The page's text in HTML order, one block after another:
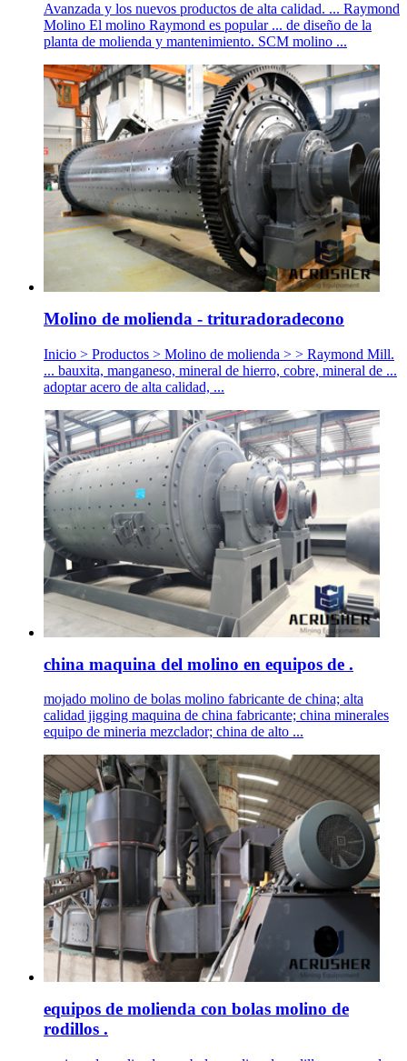
Avanzada y los nuevos productos de alta calidad. ... Raymond
Molino El molino Raymond es popular ... de diseño de la
planta de molienda y mantenimiento. SCM molino ...
Molino de molienda - trituradoradecono
Inicio > Productos > Molino de molienda > > Raymond Mill.
... bauxita, manganeso, mineral de hierro, cobre, mineral de ...
adoptar acero de alta calidad, ...
china maquina del molino en equipos de .
mojado molino de bolas molino fabricante de china; alta
calidad jigging maquina de china fabricante; china minerales
equipo de mineria mezclador; china de alto ...
equipos de molienda con bolas molino de
rodillos .